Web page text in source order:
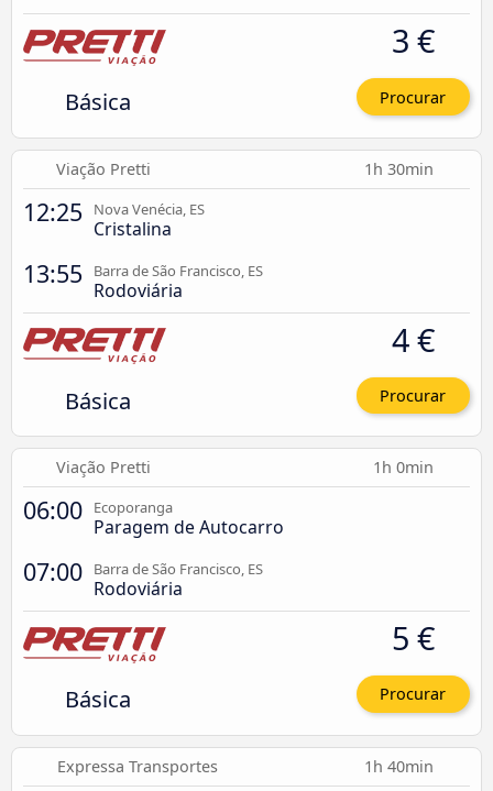
Básica
3 €
Procurar
Viação Pretti 1h 30min
12:25 Nova Venécia, ES
Cristalina
13:55 Barra de São Francisco, ES
Rodoviária
Básica
4 €
Procurar
Viação Pretti 1h 0min
06:00 Ecoporanga
Paragem de Autocarro
07:00 Barra de São Francisco, ES
Rodoviária
Básica
5 €
Procurar
Expressa Transportes 1h 40min